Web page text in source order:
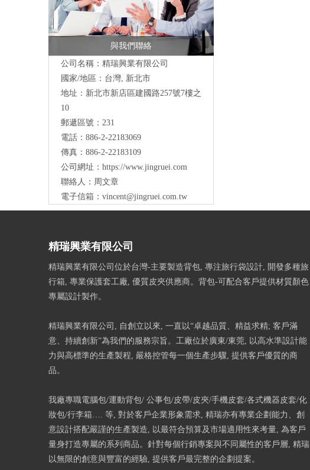
與我們聯絡
公司名稱：精瑞興業有限公司
國家/地區：台灣, 新北市
地址： 新北市新店區建國路257號7樓之
10
郵遞區號：231
電話：886-2-22183069
傳真：886-2-22183109
公司網址： https://www.jingruei.com
聯絡人：周文章
電子信箱： vincent@jingruei.com.tw
精瑞興業有限公司
精瑞興業有限公司位於台灣-主要製造背包, 專注旅行袋設計, 開發多種旅
行箱, 專業保護套工廠, 優質皮夾供應商。背包-可配合客戶提供材質顏色
專屬設計製作。
精瑞興業有限公司, 自創立以來, 一直以“卓越品質、精益求精; 客戶滿
意、持續創新”為我們的服務宗旨。工廠位於廣東/東莞, 以高水準設計能
力與高標準的生產製程, 嚴格控管每一個生產步驟, 提供客戶優質的商
品。
我廠專職電腦包/運動背包/ 公事包/皮帶/皮夾/手機皮套/各式機器皮套/化
妝包/行李箱…. 等, 對於客戶企業形象需求, 精瑞亦有專業企劃能力、創
意設計搭配嚴謹的生產製造, 以最符合預算及市場適用性來考量, 為客戶
量身打造專屬的系列商品。針對每個行銷專案與不同屬性的客戶層, 精瑞
以無限的創意與豐富的經驗, 提供客戶最完整的企劃提案。